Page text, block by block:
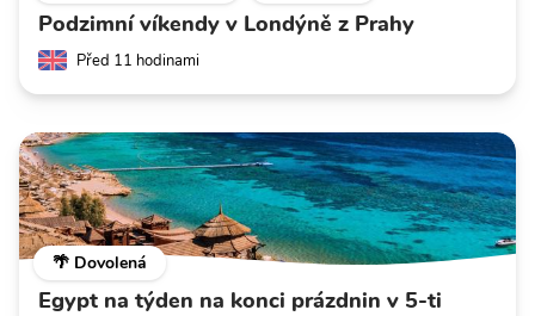
Podzimní víkendy v Londýně z Prahy
Před 11 hodinami
🌴 Dovolená
Egypt na týden na konci prázdnin v 5-ti